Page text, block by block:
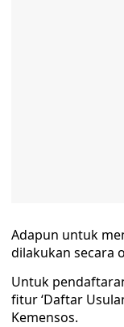
Adapun untuk
dilakukan secara
Untuk
fitur ‘Daftar
Kemensos.